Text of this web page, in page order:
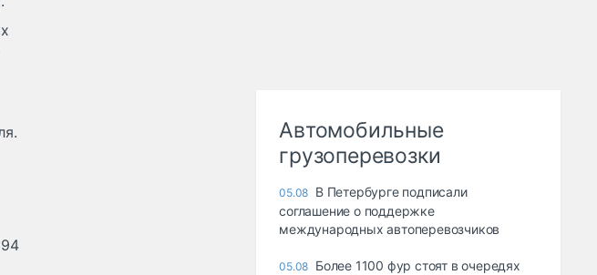
Автомобильные
грузоперевозки
05.08 В Петербурге подписали
соглашение о поддержке
международных автоперевозчиков
05.08 Более 1100 фур стоят в очередях